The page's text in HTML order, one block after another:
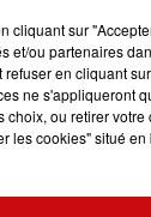
26 janvier
26 janvier
cliquant sur
et/ou partenaires
en cliquant
ne s'appliqueront
choix, ou retirer
les cookies" situé